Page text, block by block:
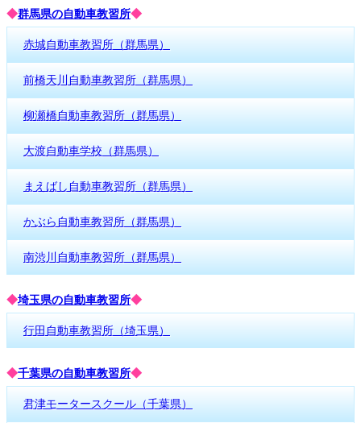
◆群馬県の自動車教習所◆
赤城自動車教習所（群馬県）
前橋天川自動車教習所（群馬県）
柳瀬橋自動車教習所（群馬県）
大渡自動車学校（群馬県）
まえばし自動車教習所（群馬県）
かぶら自動車教習所（群馬県）
南渋川自動車教習所（群馬県）
◆埼玉県の自動車教習所◆
行田自動車教習所（埼玉県）
◆千葉県の自動車教習所◆
君津モータースクール（千葉県）